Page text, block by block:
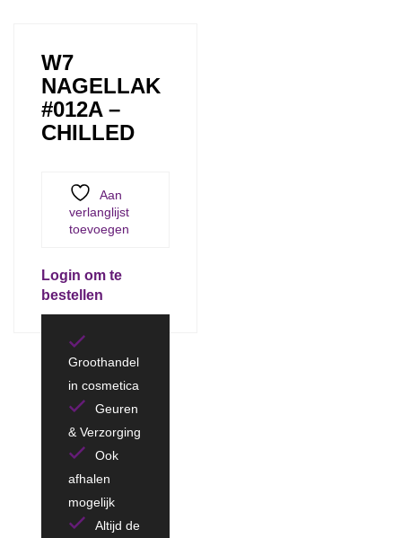
W7
NAGELLAK
#012A –
CHILLED
Aan
verlanglijst
toevoegen
Login om te
bestellen
Groothandel
in cosmetica
Geuren
& Verzorging
Ook
afhalen
mogelijk
Altijd de